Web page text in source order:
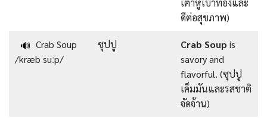
เต้าหู้เบาท้องและ
ดีต่อสุขภาพ)
🔊 Crab Soup
/kræb suːp/
ซุปปู Crab Soup is
savory and
flavorful. (ซุปปู
เค็มมันและรสชาติ
จัดจ้าน)